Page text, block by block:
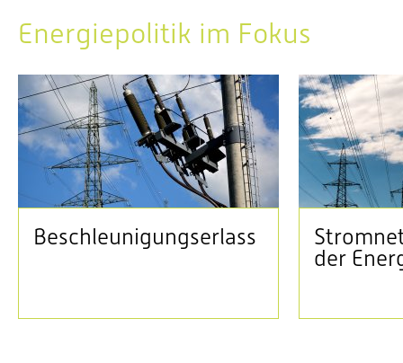
Energiepolitik im Fokus
Beschleunigungserlass
der